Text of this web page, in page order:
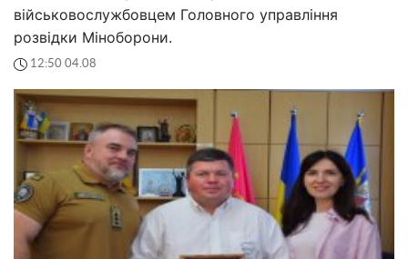
військовослужбовцем Головного управління
розвідки Міноборони.
12:50 04.08